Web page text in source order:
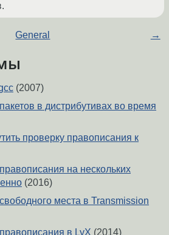
General →
(2007)
в дистрибутивах во время
проверку правописания к
на нескольких
(2016)
места в Transmission
в LyX (2014)